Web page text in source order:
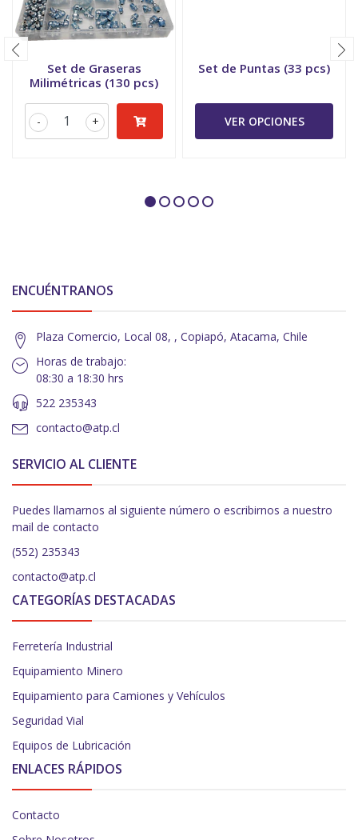
Set de Graseras
Milimétricas (130 pcs)
+
-
Set de Puntas (33 pcs)
VER OPCIONES
ENCUÉNTRANOS
Plaza Comercio, Local 08, , Copiapó, Atacama, Chile
Horas de trabajo:
08:30 a 18:30 hrs
522 235343
contacto@atp.cl
SERVICIO AL CLIENTE
Puedes llamarnos al siguiente número o escribirnos a nuestro
mail de contacto
(552) 235343
contacto@atp.cl
CATEGORÍAS DESTACADAS
Ferretería Industrial
Equipamiento Minero
Equipamiento para Camiones y Vehículos
Seguridad Vial
Equipos de Lubricación
ENLACES RÁPIDOS
Contacto